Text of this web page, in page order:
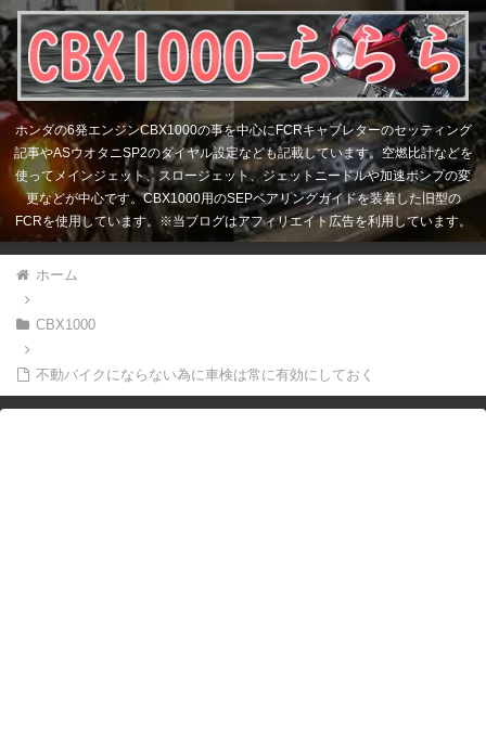
ホンダの6発エンジンCBX1000の事を中心にFCRキャブレターのセッティング
記事やASウオタニSP2のダイヤル設定なども記載しています。空燃比計などを
使ってメインジェット、スロージェット、ジェットニードルや加速ポンプの変
更などが中心です。CBX1000用のSEPベアリングガイドを装着した旧型の
FCRを使用しています。※当ブログはアフィリエイト広告を利用しています。
ホーム
CBX1000
不動バイクにならない為に車検は常に有効にしておく